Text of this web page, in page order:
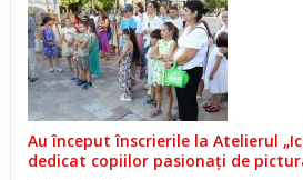
Au început înscrierile la Atelierul
dedicat copiilor pasionați de